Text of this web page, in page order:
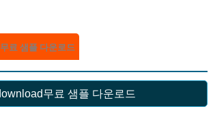
무료 샘플 다운로드
무료 샘플 다운로드